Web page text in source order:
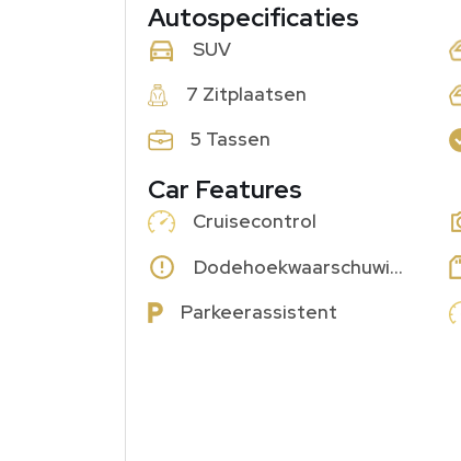
Autospecificaties
SUV
7 Zitplaatsen
5 Tassen
Car Features
Cruisecontrol
Dodehoekwaarschuwing
Parkeerassistent